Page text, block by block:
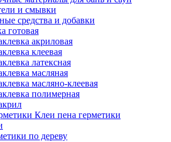
и смывки
средства и добавки
готовая
акриловая
клеевая
латексная
масляная
масляно-клеевая
полимерная
Клеи пена герметики
по дереву